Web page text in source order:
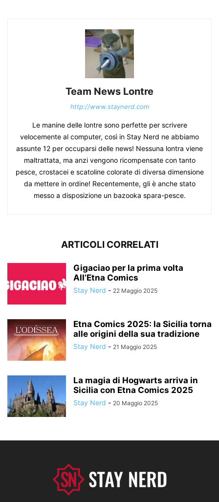
Team News Lontre
http://www.staynerd.com
Le manine delle lontre sono perfette per scrivere
velocemente al computer, così in Stay Nerd ne abbiamo
assunte 12 per occuparsi delle news! Nessuna lontra viene
maltrattata, ma anzi vengono ricompensate con tanto
pesce, crostacei e scatoline colorate di diversa dimensione
da mettere in ordine! Recentemente, gli è anche stato
messo a disposizione un bazooka spara-pesce.
ARTICOLI CORRELATI
Gigaciao per la prima volta
All’Etna Comics
Stay Nerd - 22 Maggio 2025
Etna Comics 2025: la Sicilia torna
alle origini della sua tradizione
Stay Nerd - 21 Maggio 2025
La magia di Hogwarts arriva in
Sicilia con Etna Comics 2025
Stay Nerd - 20 Maggio 2025